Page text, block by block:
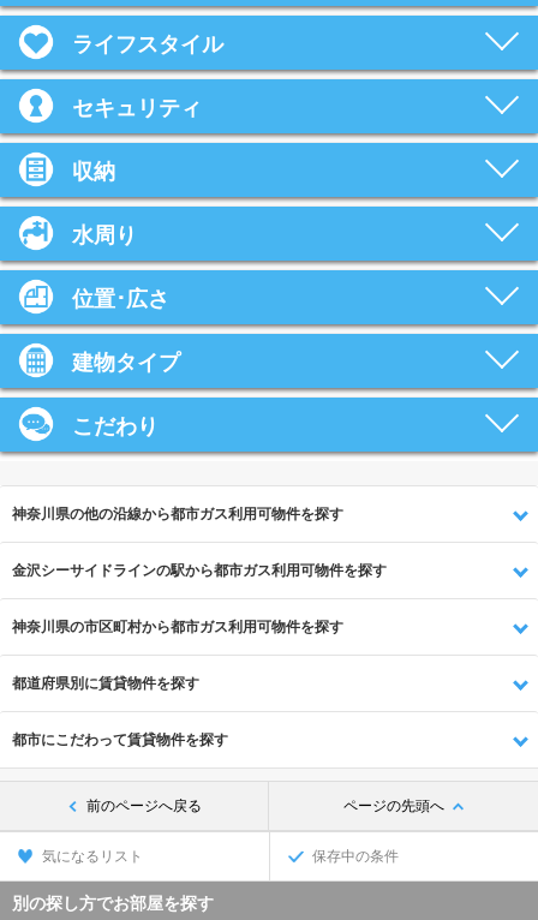
ライフスタイル
セキュリティ
収納
水周り
位置･広さ
建物タイプ
こだわり
神奈川県の他の沿線から都市ガス利用可物件を探す
金沢シーサイドラインの駅から都市ガス利用可物件を探す
神奈川県の市区町村から都市ガス利用可物件を探す
都道府県別に賃貸物件を探す
都市にこだわって賃貸物件を探す
前のページへ戻る ページの先頭へ
気になるリスト 保存中の条件
別の探し方でお部屋を探す